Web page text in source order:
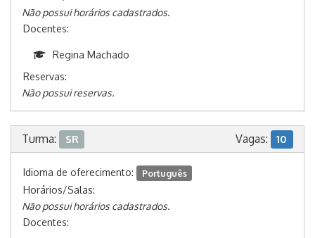
Não possui horários cadastrados.
Docentes:
Regina Machado
Reservas:
Não possui reservas.
Turma: SR Vagas: 10
Idioma de oferecimento: Português
Horários/Salas:
Não possui horários cadastrados.
Docentes: